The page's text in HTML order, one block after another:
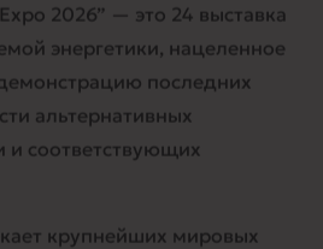
2026” — это 24 выставка
энергетики, нацеленное
последних
альтернативных
и соответствующих
крупнейших мировых